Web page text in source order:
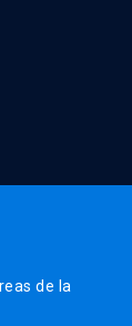
de la